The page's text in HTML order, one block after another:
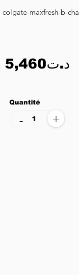
colgate-maxfresh-b-
5,460د.ت
Quantité
+
-